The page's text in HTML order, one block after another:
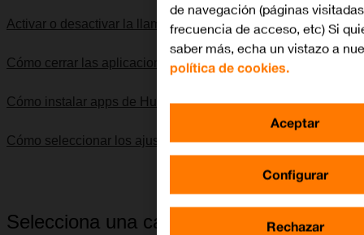
Activar o desactivar la llamada en espera
Cómo cerrar las aplicaciones en segundo plano
Cómo instalar apps de Huawei AppGallery
Cómo seleccionar los ajustes de SIM dual
Selecciona una categoría
de navegación (páginas
frecuencia de acceso, etc) Si
saber más, echa un vistazo a
política de cookies.
Configurar
Rechazar
Aceptar